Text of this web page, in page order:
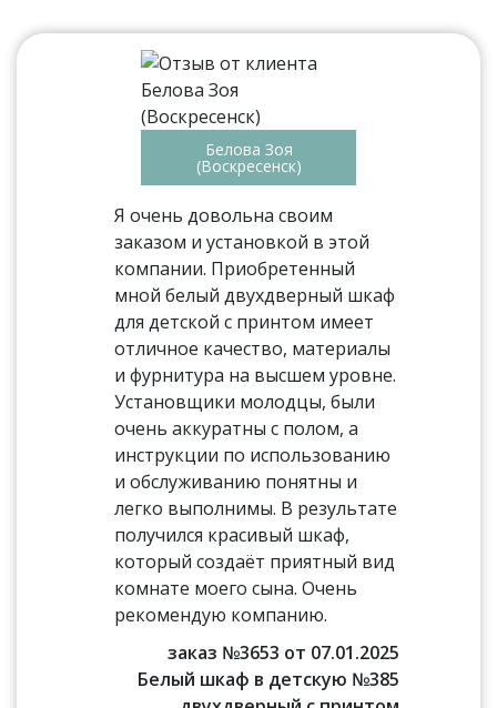
Белова Зоя
(Воскресенск)
Я очень довольна своим
заказом и установкой в этой
компании. Приобретенный
мной белый двухдверный шкаф
для детской с принтом имеет
отличное качество, материалы
и фурнитура на высшем уровне.
Установщики молодцы, были
очень аккуратны с полом, а
инструкции по использованию
и обслуживанию понятны и
легко выполнимы. В результате
получился красивый шкаф,
который создаёт приятный вид
комнате моего сына. Очень
рекомендую компанию.
заказ №3653 от 07.01.2025
Белый шкаф в детскую №385